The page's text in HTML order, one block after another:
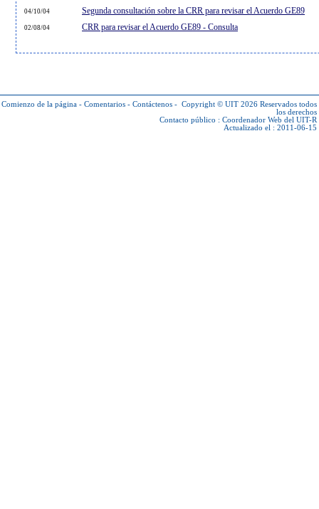
04/10/04 Segunda consultación sobre la CRR para revisar el Acuerdo GE89
02/08/04 CRR para revisar el Acuerdo GE89 - Consulta
Comienzo de la página - Comentarios - Contáctenos - Copyright © UIT 2026 Reservados todos
los derechos
Contacto público : Coordenador Web del UIT-R
Actualizado el : 2011-06-15